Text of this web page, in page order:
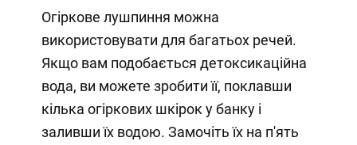
Огіркове лушпиння можна
використовувати для багатьох речей.
Якщо вам подобається детоксикаційна
вода, ви можете зробити її, поклавши
кілька огіркових шкірок у банку і
заливши їх водою. Замочіть їх на п'ять